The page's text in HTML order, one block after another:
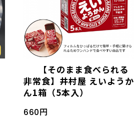
【そのまま食べられる
非常食】井村屋 えいようか
ん1箱（5本入）
660円